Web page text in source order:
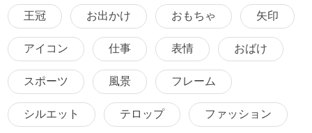
王冠 お出かけ おもちゃ 矢印
アイコン 仕事 表情 おばけ
スポーツ 風景 フレーム
シルエット テロップ ファッション